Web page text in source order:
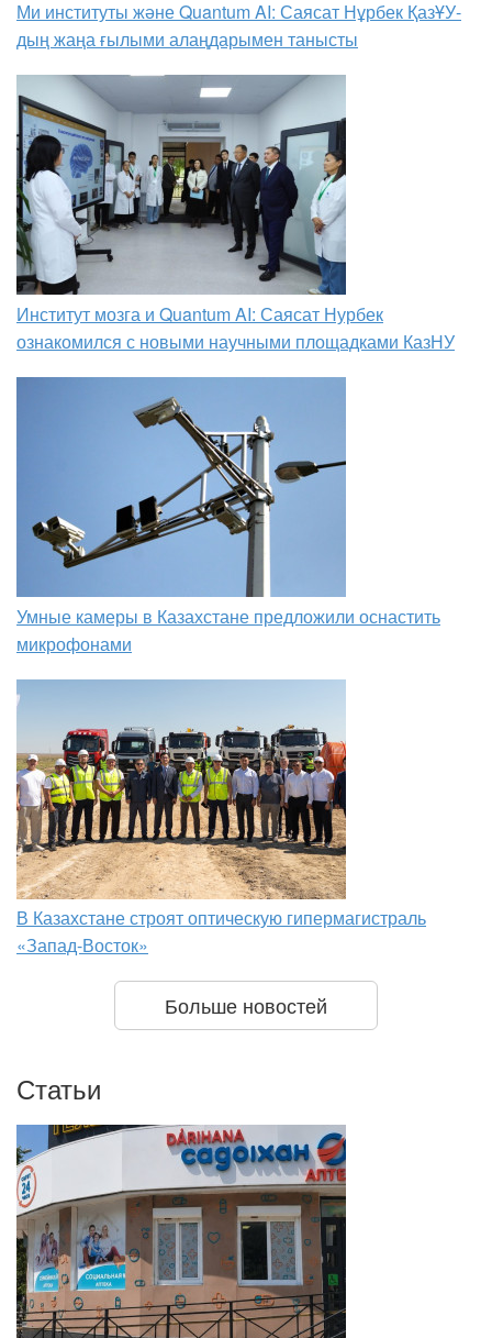
Ми институты және Quantum AI: Саясат Нұрбек ҚазҰУ-
дың жаңа ғылыми алаңдарымен танысты
Институт мозга и Quantum AI: Саясат Нурбек
ознакомился с новыми научными площадками КазНУ
Умные камеры в Казахстане предложили оснастить
микрофонами
В Казахстане строят оптическую гипермагистраль
«Запад-Восток»
Больше новостей
Статьи